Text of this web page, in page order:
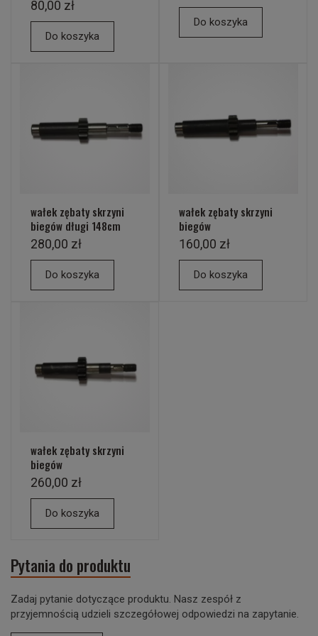
80,00 zł
Do koszyka
Do koszyka
wałek zębaty skrzyni
biegów długi 148cm
280,00 zł
Do koszyka
wałek zębaty skrzyni
biegów
160,00 zł
Do koszyka
wałek zębaty skrzyni
biegów
260,00 zł
Do koszyka
Pytania do produktu
Zadaj pytanie dotyczące produktu. Nasz zespół z
przyjemnością udzieli szczegółowej odpowiedzi na zapytanie.